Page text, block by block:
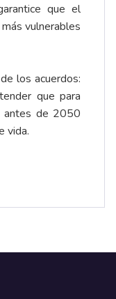
que el
vulnerables
los acuerdos:
que para
antes de 2050
vida.